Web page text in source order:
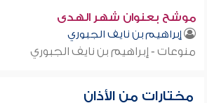
موشح بعنوان شهر الهدى
إبراهيم بن نايف الجبوري
منوعات - إبراهيم بن نايف الجبوري
مختارات من الأذان